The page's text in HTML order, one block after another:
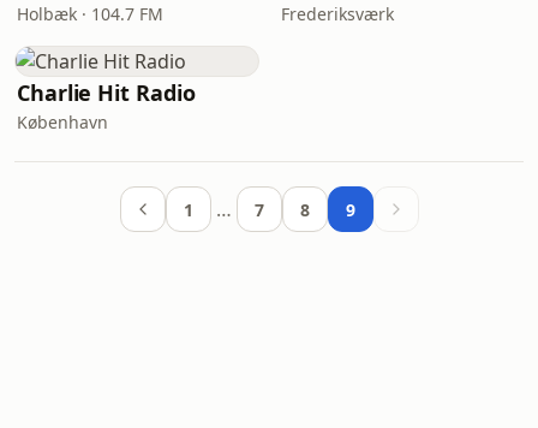
Holbæk · 104.7 FM Frederiksværk
Charlie Hit Radio
København
1 … 7 8 9